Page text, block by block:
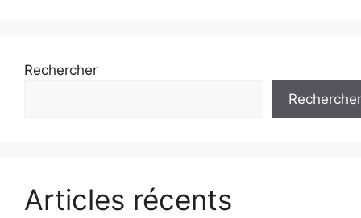
Rechercher
Rechercher
Articles récents